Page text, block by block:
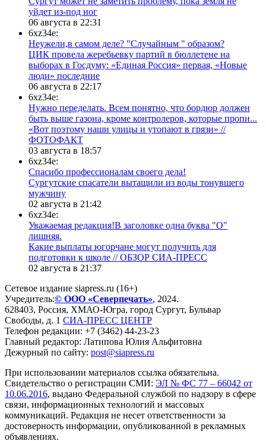
уйдет из-под ног
06 августа в 22:31
6xz34e:
Неужели,в самом деле? "Случайным " образом?
ЦИК провела жеребьевку партий в бюллетене на
выборах в Госдуму: «Единая Россия» первая, «Новые
люди» последние
06 августа в 22:17
6xz34e:
Нужно переделать. Всем понятно, что бордюр должен
быть выше газона, кроме контролеров, которые пропи...
«Вот поэтому наши улицы и утопают в грязи» //
ФОТОФАКТ
03 августа в 18:57
6xz34e:
Спасибо профессионалам своего дела!
Сургутские спасатели вытащили из воды тонувшего
мужчину
02 августа в 21:42
6xz34e:
Уважаемая редакция!В заголовке одна буква "О"
лишняя.
Какие выплаты югорчане могут получить для
подготовки к школе // ОБЗОР СИА-ПРЕСС
02 августа в 21:37
Сетевое издание siapress.ru (16+)
Учредитель:© ООО «Северпечать», 2024.
628403, Россия, ХМАО-Югра, город Сургут, Бульвар
Свободы, д. 1 СИА-ПРЕСС ЦЕНТР
Телефон редакции: +7 (3462) 44-23-23
Главный редактор: Латипова Юлия Альфитовна
Дежурный по сайту: post@siapress.ru
При использовании материалов ссылка обязательна.
Свидетельство о регистрации СМИ: ЭЛ № ФС 77 – 66042 от
10.06.2016, выдано Федеральной службой по надзору в сфере
связи, информационных технологий и массовых
коммуникаций. Редакция не несет ответственности за
достоверность информации, опубликованной в рекламных
объявлениях.